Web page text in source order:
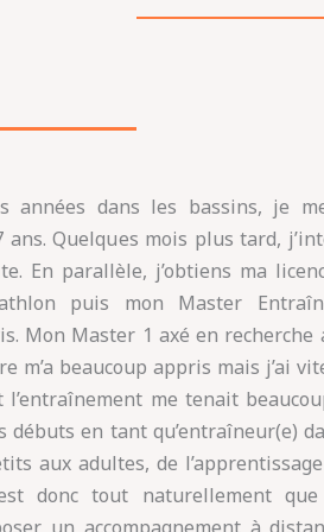
années dans les bassins, je
Quelques mois plus tard,
En parallèle, j’obtiens ma
puis mon Master
Mon Master 1 axé en recherche
m’a beaucoup appris mais j’ai
me tenait
débuts en tant qu’entraîneur(e)
aux adultes, de
donc tout naturellement